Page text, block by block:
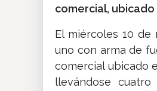
comercial,
El miércoles 10 de
uno con arma de
comercial ubicado
llevándose